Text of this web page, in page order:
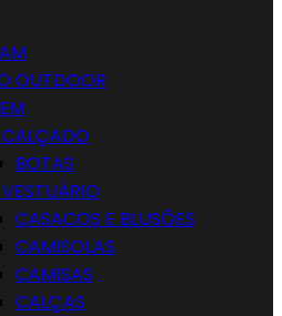
OUTDOOR
CALÇADO
BOTAS
VESTUÁRIO
CASACOS E BLUSÕES
CAMISOLAS
CAMISAS
CALÇAS